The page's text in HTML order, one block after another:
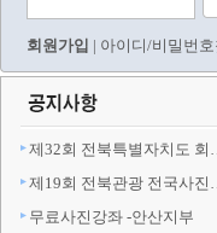
회원가입 | 아이디/비밀번호
제32회 전북특별자치도
제19회 전북관광 전국사
무료사진강좌 -안산지부